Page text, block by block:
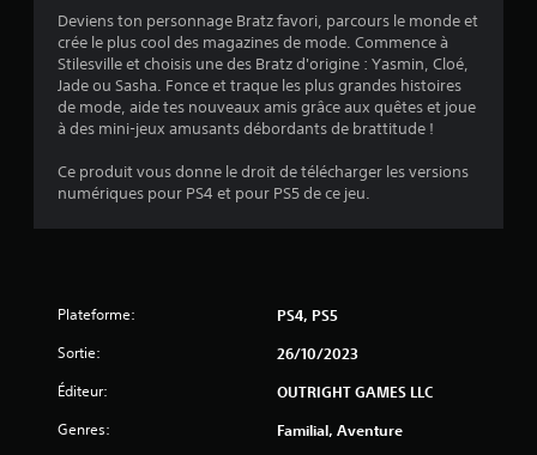
.
5
2
Deviens ton personnage Bratz favori, parcours le monde et
crée le plus cool des magazines de mode. Commence à
Stilesville et choisis une des Bratz d'origine : Yasmin, Cloé,
Jade ou Sasha. Fonce et traque les plus grandes histoires
de mode, aide tes nouveaux amis grâce aux quêtes et joue
à des mini-jeux amusants débordants de brattitude !
Ce produit vous donne le droit de télécharger les versions
numériques pour PS4 et pour PS5 de ce jeu.
Plateforme: PS4, PS5
Sortie: 26/10/2023
Éditeur: OUTRIGHT GAMES LLC
Genres: Familial, Aventure